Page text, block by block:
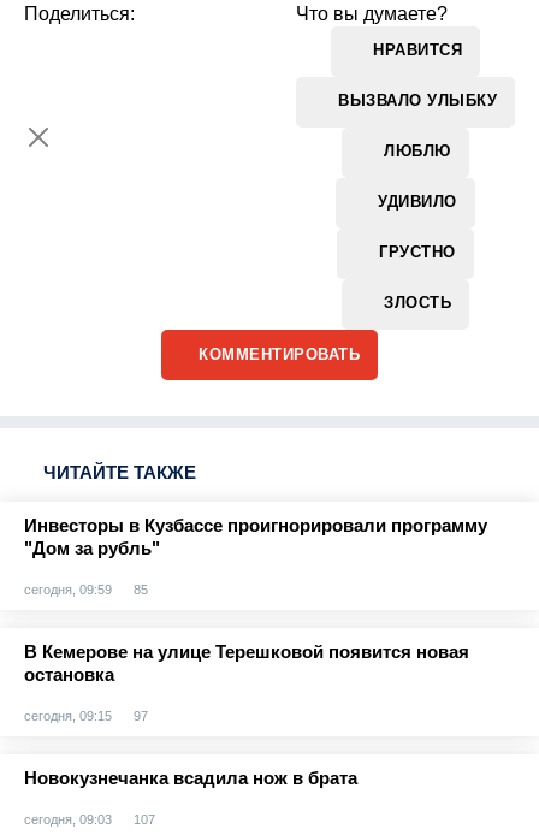
Что вы думаете?
НРАВИТСЯ
ВЫЗВАЛО УЛЫБКУ
ЛЮБЛЮ
УДИВИЛО
ГРУСТНО
ЗЛОСТЬ
Поделиться:
КОММЕНТИРОВАТЬ
ЧИТАЙТЕ ТАКЖЕ
Инвесторы в Кузбассе проигнорировали программу
"Дом за рубль"
сегодня, 09:59 85
В Кемерове на улице Терешковой появится новая
остановка
сегодня, 09:15 97
Новокузнечанка всадила нож в брата
сегодня, 09:03 107